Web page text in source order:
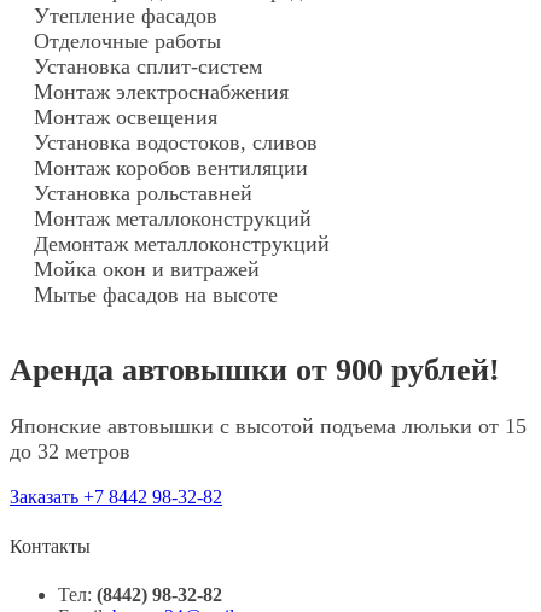
Утепление фасадов
Отделочные работы
Установка сплит-систем
Монтаж электроснабжения
Монтаж освещения
Установка водостоков, сливов
Монтаж коробов вентиляции
Установка рольставней
Монтаж металлоконструкций
Демонтаж металлоконструкций
Мойка окон и витражей
Мытье фасадов на высоте
Аренда автовышки от 900 рублей!
Японские автовышки с высотой подъема люльки от 15
до 32 метров
Заказать +7 8442 98-32-82
Контакты
Тел: (8442) 98-32-82